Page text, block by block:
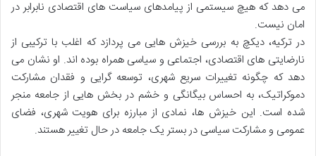
می دهد که هیچ سیستمی از پیامدهای سیاست های اقتصادی نابرابر در
امان نیست.
در ترکیه، دیکچ به بررسی خیزش هایی می پردازد که اغلب با ترکیبی از
نارضایتی های اقتصادی، اجتماعی و سیاسی همراه بوده اند. او نشان می
دهد که چگونه تغییرات سریع شهری، توسعه گرایی و فقدان مشارکت
دموکراتیک، به احساس بیگانگی و خشم در بخش هایی از جامعه منجر
شده است. این خیزش ها، نمادی از مبارزه برای هویت شهری، فضای
عمومی و مشارکت سیاسی در بستر یک جامعه در حال تغییر هستند.